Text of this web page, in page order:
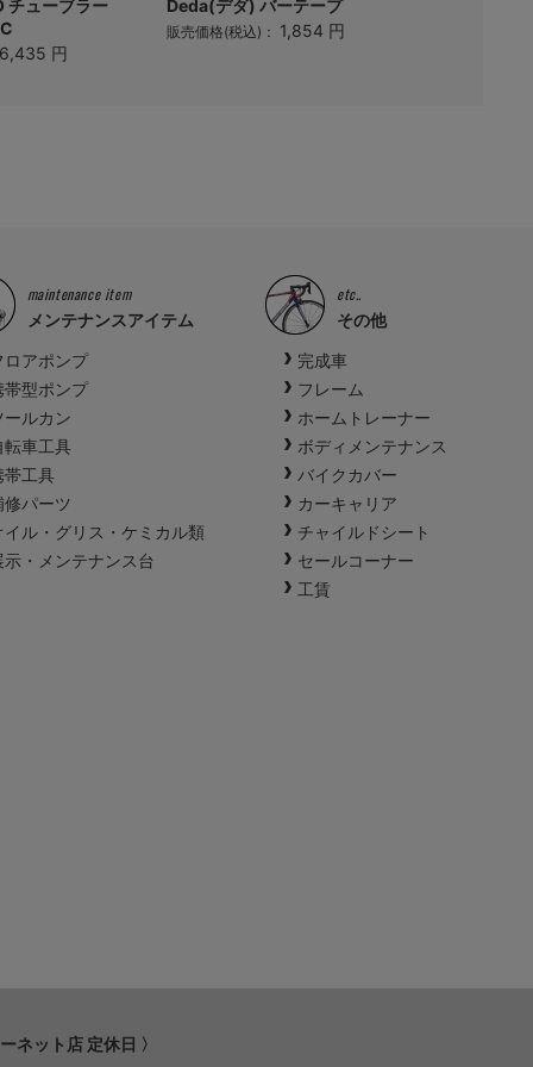
チューブラー
6,435 円
Deda(デダ) バーテープ
販売価格(税込)： 1,854 円
maintenance item
メンテナンスアイテム
ロアポンプ
帯型ポンプ
ールカン
転車工具
帯工具
修パーツ
イル・グリス・ケミカル類
示・メンテナンス台
etc..
その他
完成車
フレーム
ホームトレーナー
ボディメンテナンス
バイクカバー
カーキャリア
チャイルドシート
セールコーナー
工賃
ネット店 定休日 〉